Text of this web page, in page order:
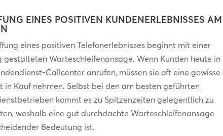
EINES POSITIVEN KUNDENERLEBNISSES AM
eines positiven Telefonerlebnisses beginnt mit einer
gestalteten Warteschleifenansage. Wenn Kunden heute in
Callcenter anrufen, müssen sie oft eine gewisse
in Kauf nehmen. Selbst bei den am besten geführten
kommt es zu Spitzenzeiten gelegentlich zu
weshalb eine gut durchdachte Warteschleifenansage
Bedeutung ist.